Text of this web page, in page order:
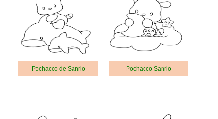
Pochacco de Sanrio Pochacco Sanrio